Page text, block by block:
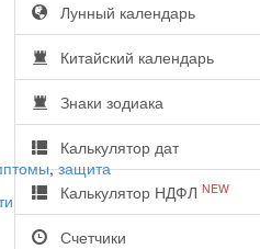
Лунный календарь
Китайский календарь
Знаки зодиака
Калькулятор дат
Калькулятор НДФЛ NEW
Счетчики
,защита